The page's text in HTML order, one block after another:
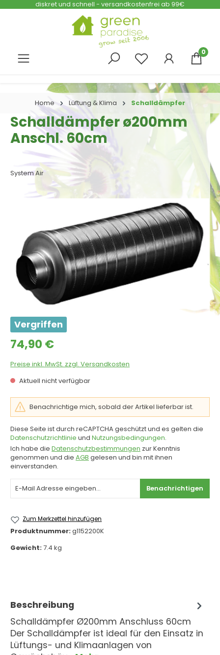
Zum Hauptinhalt springen
diskret und schnell - versandkostenfrei ab 99€
0
Home Lüftung & Klima Schalldämpfer
Schalldämpfer ø200mm
Anschl. 60cm
System Air
Vergriffen
Regulärer Preis:
74,90 €
Preise inkl. MwSt. zzgl. Versandkosten
Aktuell nicht verfügbar
Benachrichtige mich, sobald der Artikel lieferbar ist.
Diese Seite ist durch reCAPTCHA geschützt und es gelten die
Datenschutzrichtlinie und Nutzungsbedingungen.
Ich habe die Datenschutzbestimmungen zur Kenntnis
genommen und die AGB gelesen und bin mit ihnen
einverstanden.
Benachrichtigen
Zum Merkzettel hinzufügen
Produktnummer:g1152200K
Gewicht:7.4 kg
Beschreibung
Schalldämpfer Ø200mm Anschluss 60cm
Der Schalldämpfer ist ideal für den Einsatz in
Lüftungs- und Klimaanlagen von